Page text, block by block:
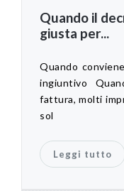
Quando il
giusta per...
Quando
ingiuntivo
fattura, molti
sol
Leggi tutto